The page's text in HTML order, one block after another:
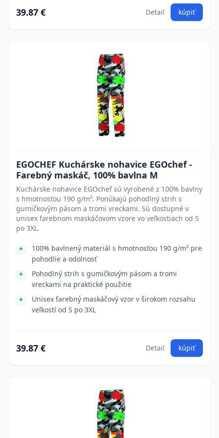
39.87 € Detail kúpiť
EGOCHEF Kuchárske nohavice EGOchef -
Farebný maskáč, 100% bavlna M
Kuchárske nohavice EGOchef sú vyrobené z 100% bavlny
s hmotnosťou 190 g/m². Ponúkajú pohodlný strih s
gumičkovým pásom a tromi vreckami. Sú dostupné v
unisex farebnom maskáčovom vzore vo veľkostiach od S
po 3XL.
100% bavlnený materiál s hmotnosťou 190 g/m² pre
pohodlie a odolnosť
Pohodlný strih s gumičkovým pásom a tromi
vreckami na praktické použitie
Unisex farebný maskáčový vzor v širokom rozsahu
veľkostí od S po 3XL
39.87 € Detail kúpiť